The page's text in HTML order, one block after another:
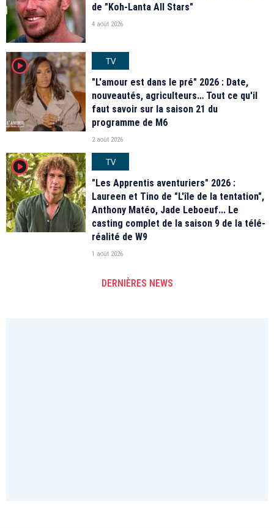
de "Koh-Lanta All Stars"
4 août 2026
player2
TV
"L'amour est dans le pré" 2026 : Date,
nouveautés, agriculteurs… Tout ce qu'il
faut savoir sur la saison 21 du
programme de M6
2 août 2026
player2
TV
"Les Apprentis aventuriers" 2026 :
Laureen et Tino de "L'île de la tentation",
Anthony Matéo, Jade Leboeuf... Le
casting complet de la saison 9 de la télé-
réalité de W9
1 août 2026
DERNIÈRES NEWS